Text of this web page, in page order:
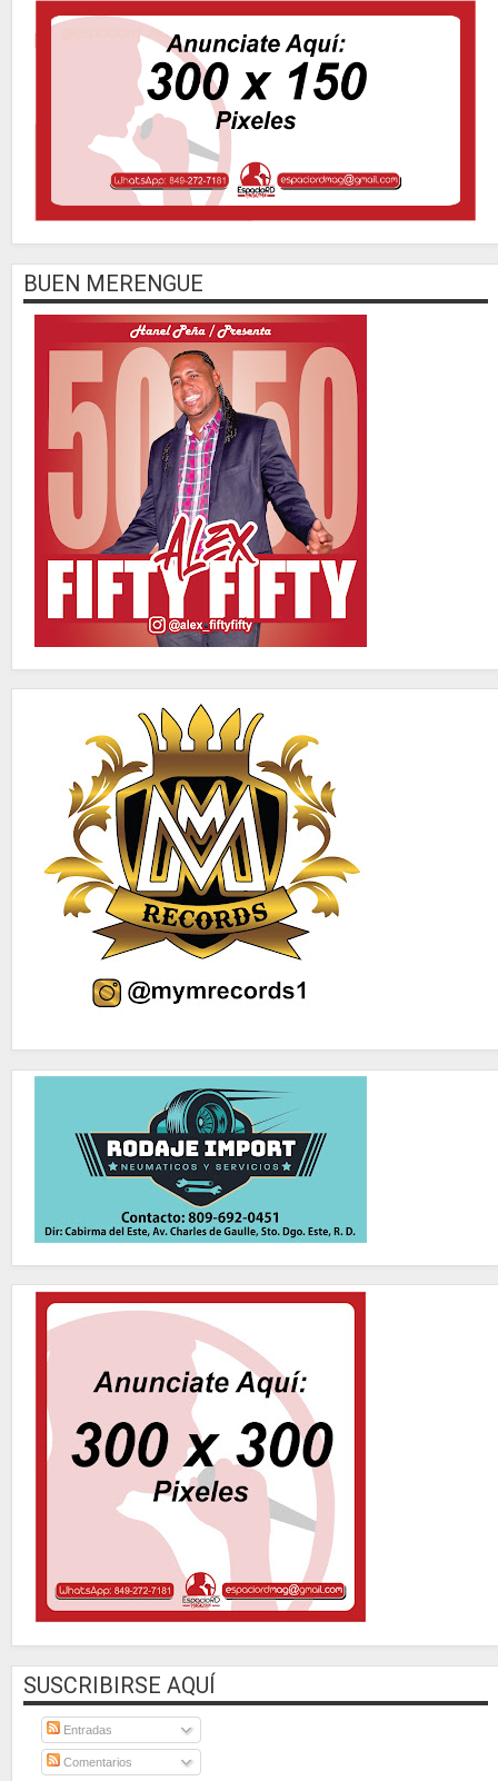
BUEN MERENGUE
SUSCRIBIRSE AQUÍ
Entradas
Comentarios